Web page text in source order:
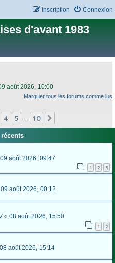
Connexion
Inscription
d'avant 1983
août 2026, 10:00
Marquer tous les forums comme lus
4 5 10
09 août 2026, 09:47
1 2 3
09 août 2026, 00:12
« 08 août 2026, 15:50
1 2
08 août 2026, 15:14